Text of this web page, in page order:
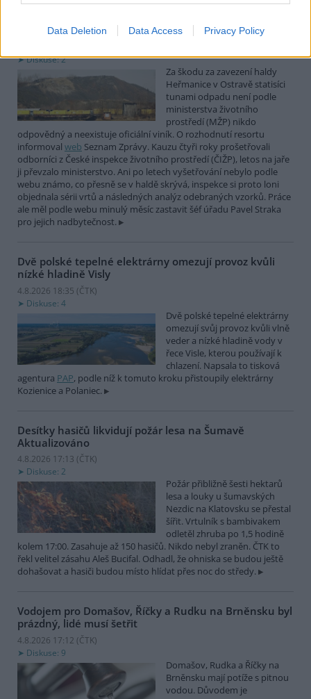
Data Deletion Data Access Privacy Policy
viník neexistuje
Diskuse: 2
Za škodu za zavezení haldy
Heřmanice v Ostravě statisíci
tunami odpadu není podle
ministerstva životního
prostředí (MŽP) nikdo
odpovědný a neexistuje oficiální viník. O rozhodnutí resortu
informoval web Seznam Zprávy. Kauzu čtyři roky prošetřovali
odborníci z České inspekce životního prostředí (ČIŽP), letos na jaře
ji převzalo ministerstvo. Ani po letech vyšetřování nebylo podle
webu známo, co přesně se v haldě skrývá, inspekce si proto loni
objednala sérii vrtů a následných analýz odebraných vzorků. Práce
ale měl podle webu minulý měsíc zastavit šéf úřadu Pavel Straka
pro jejich nadbytečnost.
Dvě polské tepelné elektrárny omezují provoz kvůli
nízké hladině Visly
4.8.2026 18:35 (ČTK)
Diskuse: 4
Dvě polské tepelné elektrárny
omezují svůj provoz kvůli vlně
veder a nízké hladině vody v
řece Visle, kterou používají k
chlazení. Napsala to tisková
agentura PAP, podle níž k tomuto kroku přistoupily elektrárny
Kozienice a Polaniec.
Desítky hasičů likvidují požár lesa na Šumavě
Aktualizováno
4.8.2026 17:13 (ČTK)
Diskuse: 2
Požár přibližně šesti hektarů
lesa a louky u šumavských
Nezdic na Klatovsku se přestal
šířit. Vrtulník s bambivakem
odletěl zhruba po 1,5 hodině
kolem 17:00. Zasahuje až 150 hasičů. Nikdo nebyl zraněn. ČTK to
řekl velitel zásahu Aleš Bucifal. Odhadl, že ohniska se budou ještě
dohašovat a hasiči budou místo hlídat přes noc do středy.
Vodojem pro Domašov, Říčky a Rudku na Brněnsku byl
prázdný, lidé musí šetřit
4.8.2026 17:12 (ČTK)
Diskuse: 9
Domašov, Rudka a Říčky na
Brněnsku mají potíže s pitnou
vodou. Důvodem je